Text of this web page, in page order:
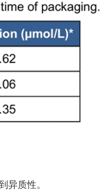
质性。